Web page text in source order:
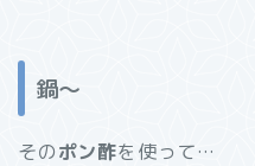
鍋～
そのポン酢を使って…